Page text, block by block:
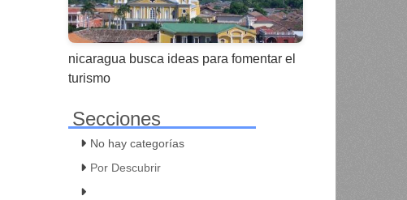
nicaragua busca ideas para fomentar el
turismo
Secciones
No hay categorías
Por Descubrir